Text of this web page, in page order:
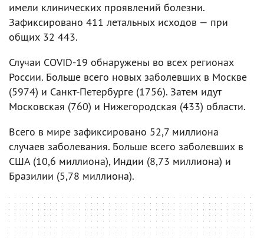
имели клинических проявлений болезни.
Зафиксировано 411 летальных исходов — при
общих 32 443.
Случаи COVID-19 обнаружены во всех регионах
России. Больше всего новых заболевших в Москве
(5974) и Санкт-Петербурге (1756). Затем идут
Московская (760) и Нижегородская (433) области.
Всего в мире зафиксировано 52,7 миллиона
случаев заболевания. Больше всего заболевших в
США (10,6 миллиона), Индии (8,73 миллиона) и
Бразилии (5,78 миллиона).